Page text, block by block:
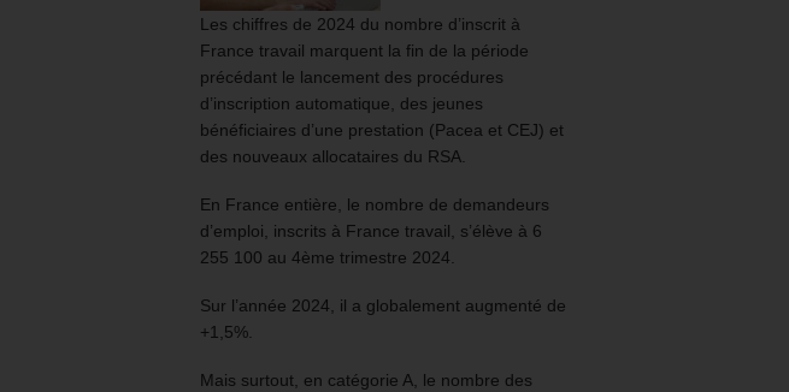
Les chiffres de 2024 du nombre d’inscrit à
France travail marquent la fin de la période
précédant le lancement des procédures
d’inscription automatique, des jeunes
bénéficiaires d’une prestation (Pacea et CEJ) et
des nouveaux allocataires du RSA.
En France entière, le nombre de demandeurs
d’emploi, inscrits à France travail, s’élève à 6
255 100 au 4ème trimestre 2024.
Sur l’année 2024, il a globalement augmenté de
+1,5%.
Mais surtout, en catégorie A, le nombre des